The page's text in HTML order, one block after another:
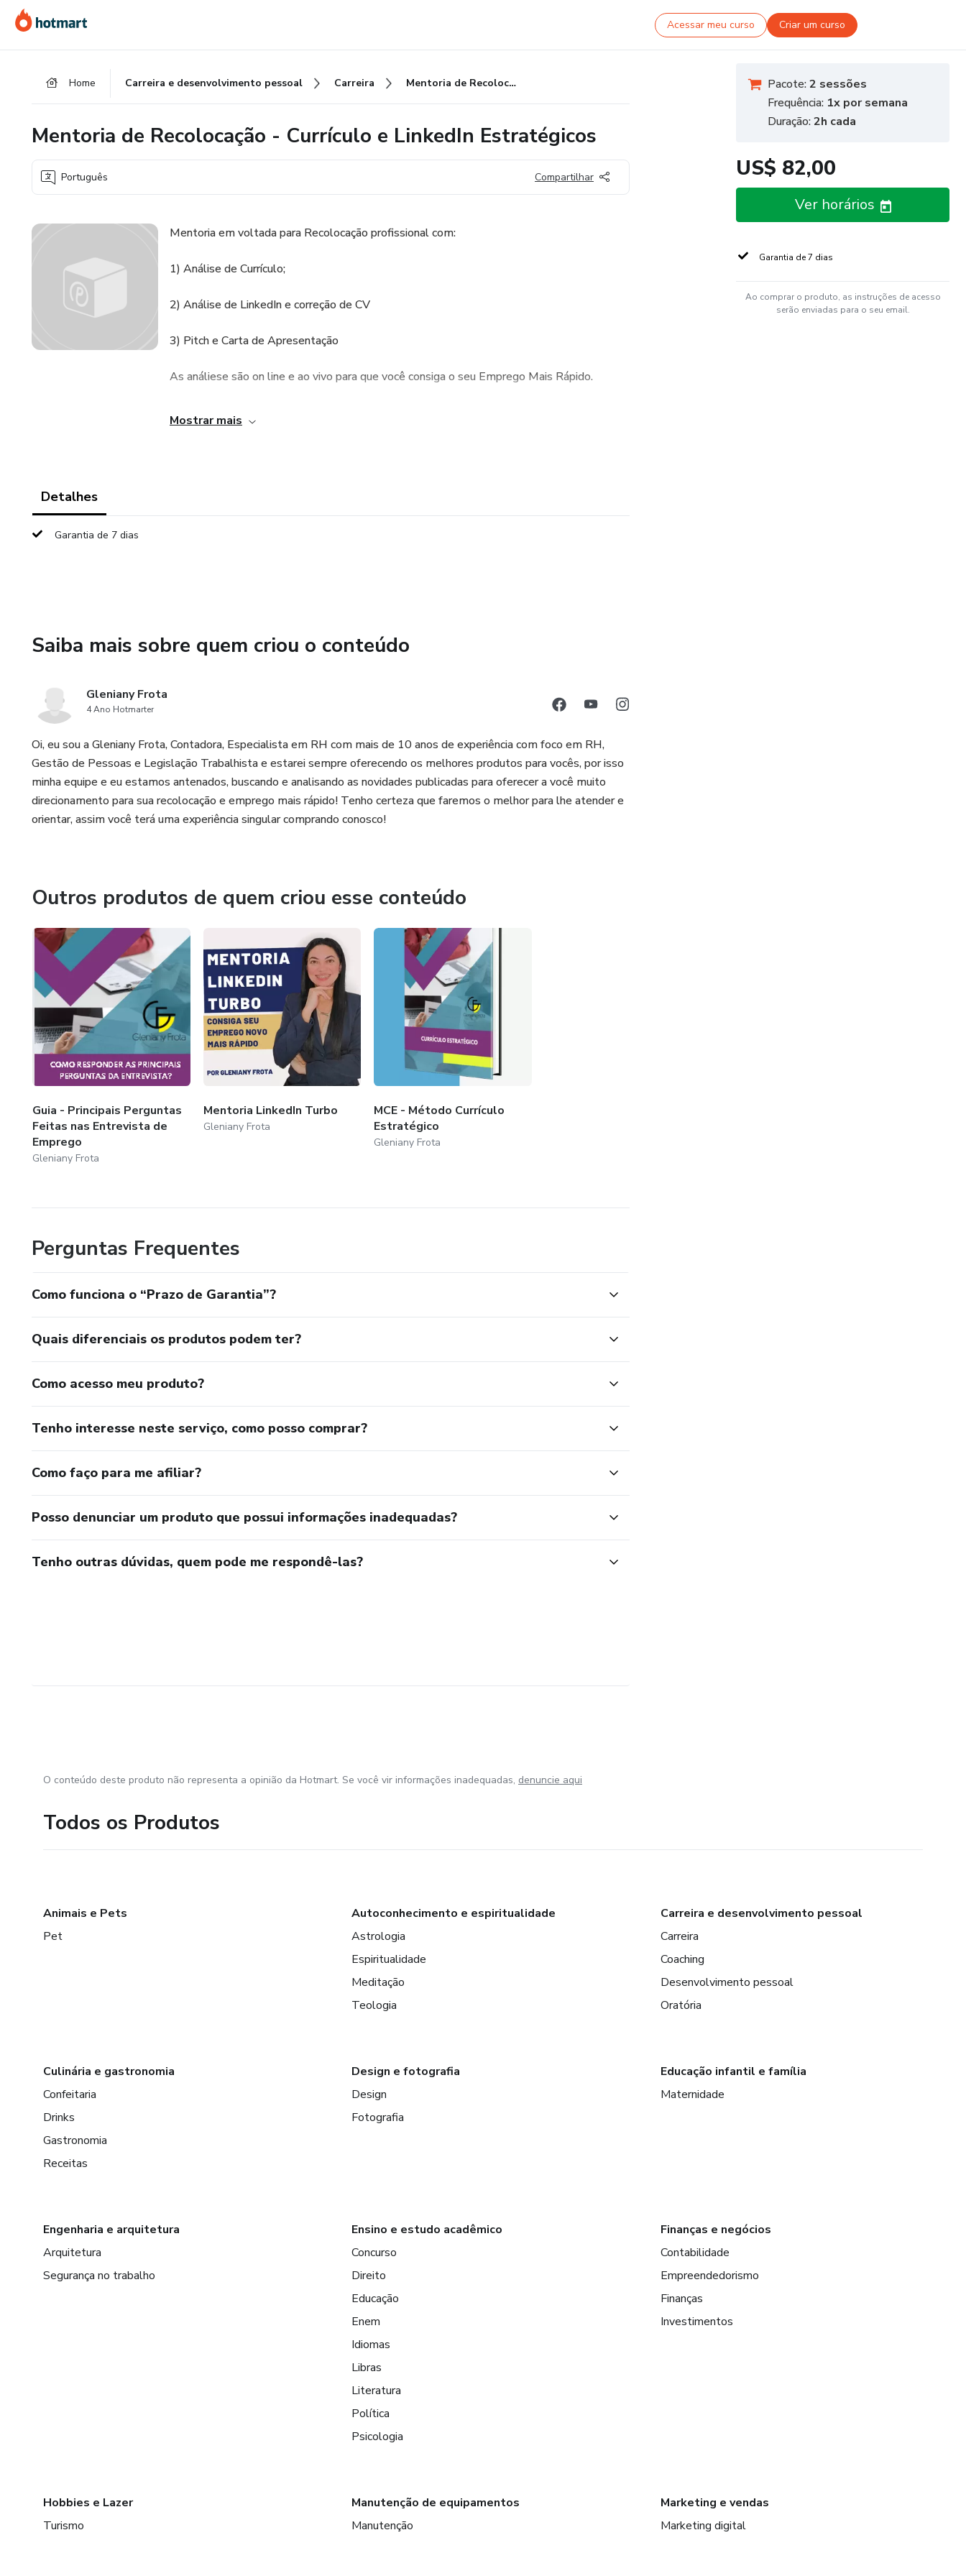
para
o
para
o
para
o
Acessar meu curso Criar um curso
Home Carreira e desenvolvimento pessoal Carreira Mentoria de Recolocação - Currículo e LinkedIn Estratégicos
Mentoria de Recolocação - Currículo e LinkedIn Estratégicos
Português Compartilhar
Mentoria em voltada para Recolocação profissional com:
1) Análise de Currículo;
2) Análise de LinkedIn e correção de CV
3) Pitch e Carta de Apresentação
As análiese são on line e ao vivo para que você consiga o seu Emprego Mais Rápido.
Mentoria com 02 encontros on line, uma vez na semana, com até 01 hora de duração.
Mostrar mais
Detalhes
Garantia de 7 dias
Saiba mais sobre quem criou o conteúdo
Gleniany Frota
4 Ano Hotmarter
Oi, eu sou a Gleniany Frota, Contadora, Especialista em RH com mais de 10 anos de experiência com foco em RH,
Gestão de Pessoas e Legislação Trabalhista e estarei sempre oferecendo os melhores produtos para vocês, por isso
minha equipe e eu estamos antenados, buscando e analisando as novidades publicadas para oferecer a você muito
direcionamento para sua recolocação e emprego mais rápido! Tenho certeza que faremos o melhor para lhe atender e
orientar, assim você terá uma experiência singular comprando conosco!
Outros produtos de quem criou esse conteúdo
Guia - Principais Perguntas
Feitas nas Entrevista de
Emprego
Gleniany Frota
Mentoria LinkedIn Turbo
Gleniany Frota
MCE - Método Currículo
Estratégico
Gleniany Frota
Perguntas Frequentes
Como funciona o “Prazo de Garantia”?
Quais diferenciais os produtos podem ter?
Como acesso meu produto?
Tenho interesse neste serviço, como posso comprar?
Como faço para me afiliar?
Posso denunciar um produto que possui informações inadequadas?
Tenho outras dúvidas, quem pode me respondê-las?
Pacote:2 sessões
Frequência: 1x por semana
Duração:2h cada
US$ 82,00
Ver horários
Garantia de 7 dias
Ao comprar o produto, as instruções de acesso
serão enviadas para o seu email.
O conteúdo deste produto não representa a opinião da Hotmart. Se você vir informações inadequadas, denuncie aqui
Todos os Produtos
Animais e Pets
Pet
Autoconhecimento e espiritualidade
Astrologia
Espiritualidade
Meditação
Teologia
Carreira e desenvolvimento pessoal
Carreira
Coaching
Desenvolvimento pessoal
Oratória
Culinária e gastronomia
Confeitaria
Drinks
Gastronomia
Receitas
Design e fotografia
Design
Fotografia
Educação infantil e família
Maternidade
Engenharia e arquitetura
Arquitetura
Segurança no trabalho
Ensino e estudo acadêmico
Concurso
Direito
Educação
Enem
Idiomas
Libras
Literatura
Política
Psicologia
Finanças e negócios
Contabilidade
Empreendedorismo
Finanças
Investimentos
Hobbies e Lazer
Turismo
Manutenção de equipamentos
Manutenção
Marketing e vendas
Marketing digital